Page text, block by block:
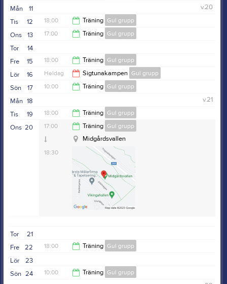
12:00
11
Mån
v.20
12
Tis 18:00 Träning Gul grupp
13
Ons 17:00 Träning Gul grupp
18:30
14
Tor
15
Fre 18:00 Träning Gul grupp
19:30
16
Lör Heldag Sigtunakampen Gul grupp
17
Sön 10:00 Träning Gul grupp
12:00
18
Mån
v.21
19
Tis 18:00 Träning Gul grupp
19:30
20
Ons 17:00 Träning Gul grupp
18:30
Midgårdsvallen
21
Tor
22
Fre 18:00 Träning Gul grupp
19:30
23
Lör
24
Sön 10:00 Träning Gul grupp